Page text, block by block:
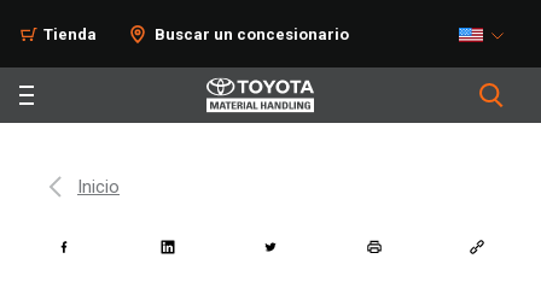
Tienda Buscar un concesionario
Inicio